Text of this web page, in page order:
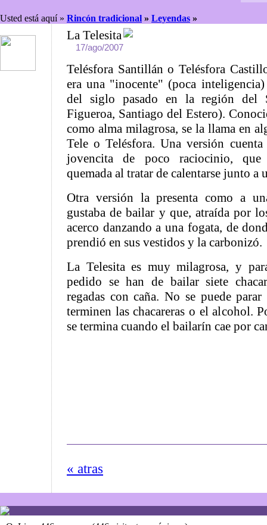
Usted está aquí » Rincón tradicional » Leyendas »
La Telesita
17/ago/2007
Telésfora Santillán o Telésfora
era una "inocente" (poca
del siglo pasado en la región del
Figueroa, Santiago del Estero).
como alma milagrosa, se la llama en
Tele o Telésfora. Una versión
jovencita de poco raciocinio,
quemada al tratar de calentarse junto a
Otra versión la presenta como a
gustaba de bailar y que, atraída por
acerco danzando a una fogata, de
prendió en sus vestidos y la carbonizó.
La Telesita es muy milagrosa, y
pedido se han de bailar siete
regadas con caña. No se puede
terminen las chacareras o el alcohol.
se termina cuando el bailarín cae por
« atras